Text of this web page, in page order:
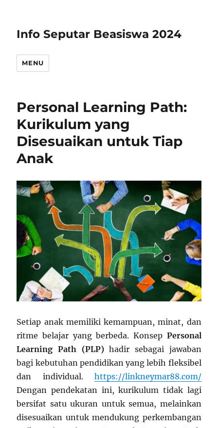
Info Seputar Beasiswa 2024
MENU
Personal Learning Path:
Kurikulum yang
Disesuaikan untuk Tiap
Anak
Setiap anak memiliki kemampuan, minat, dan
ritme belajar yang berbeda. Konsep Personal
Learning Path (PLP)hadir sebagai jawaban
bagi kebutuhan pendidikan yang lebih fleksibel
dan individual. https://linkneymar88.com/
Dengan pendekatan ini, kurikulum tidak lagi
bersifat satu ukuran untuk semua, melainkan
disesuaikan untuk mendukung perkembangan